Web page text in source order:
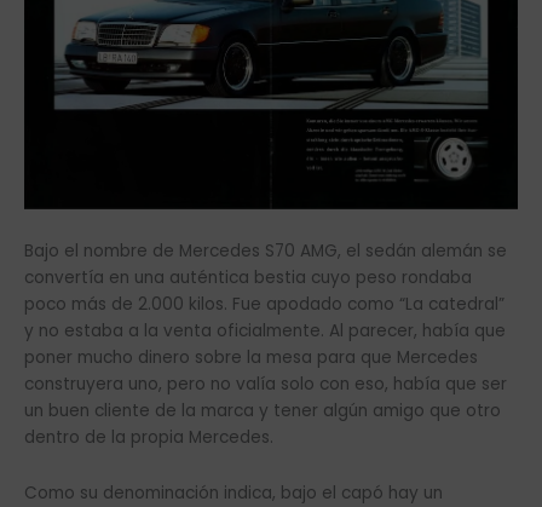
Bajo el nombre de Mercedes S70 AMG, el sedán alemán se
convertía en una auténtica bestia cuyo peso rondaba
poco más de 2.000 kilos. Fue apodado como “La catedral”
y no estaba a la venta oficialmente. Al parecer, había que
poner mucho dinero sobre la mesa para que Mercedes
construyera uno, pero no valía solo con eso, había que ser
un buen cliente de la marca y tener algún amigo que otro
dentro de la propia Mercedes.
Como su denominación indica, bajo el capó hay un